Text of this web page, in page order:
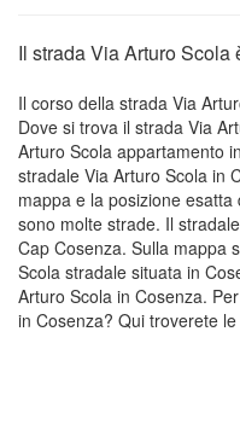
Il strada Via Arturo
Il corso della strada Via
Dove si trova il strada Via
Arturo Scola appartamento
stradale Via Arturo Scola in
mappa e la posizione
sono molte strade. Il
Cap Cosenza. Sulla mappa
Scola stradale situata in
Arturo Scola in Cosenza.
in Cosenza? Qui troverete